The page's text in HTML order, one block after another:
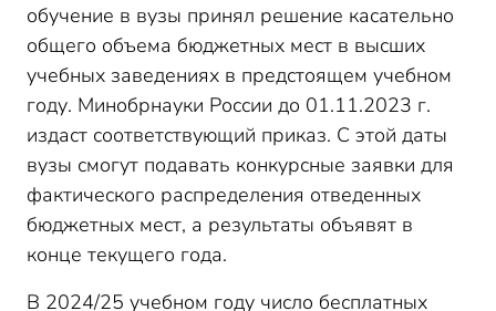
обучение в вузы принял решение касательно
общего объема бюджетных мест в высших
учебных заведениях в предстоящем учебном
году. Минобрнауки России до 01.11.2023 г.
издаст соответствующий приказ. С этой даты
вузы смогут подавать конкурсные заявки для
фактического распределения отведенных
бюджетных мест, а результаты объявят в
конце текущего года.
В 2024/25 учебном году число бесплатных